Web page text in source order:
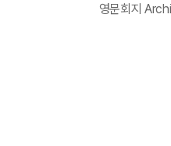
영문회지